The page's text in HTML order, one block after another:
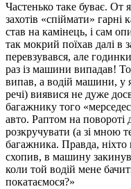
Частенько таке буває. От
захотів «спіймати» гарні
став на камінець, і сам
так мокрий поїхав далі в
перевзувався, але
раз із машини випадав!
випав, а водій машини, у
речі) виявися не дуже
багажнику того
авто. Раптом на
розкручувати (а зі мною
багажника. Правда, ніхто
схопив, в машину закинув
коли той водій мене
покатаємося?»